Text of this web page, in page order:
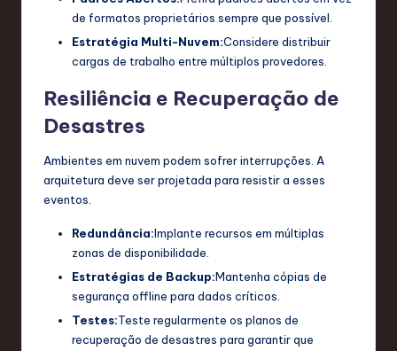
de formatos proprietários sempre que possível.
Estratégia Multi-Nuvem:Considere distribuir
cargas de trabalho entre múltiplos provedores.
Resiliência e Recuperação de
Desastres
Ambientes em nuvem podem sofrer interrupções. A
arquitetura deve ser projetada para resistir a esses
eventos.
Redundância:Implante recursos em múltiplas
zonas de disponibilidade.
Estratégias de Backup:Mantenha cópias de
segurança offline para dados críticos.
Testes:Teste regularmente os planos de
recuperação de desastres para garantir que